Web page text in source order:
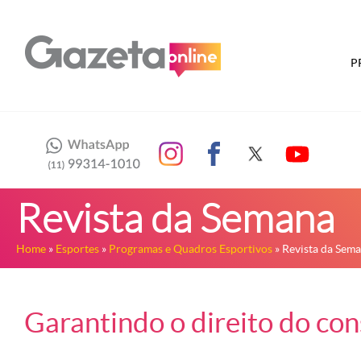
Revista da Semana
Home » Esportes » Programas e Quadros Esportivos » Revista da
Garantindo o direito do